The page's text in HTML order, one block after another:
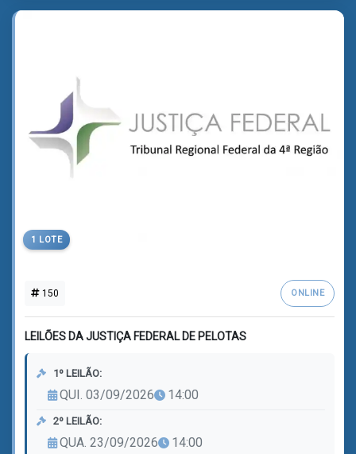
1 LOTE
150 ONLINE
LEILÕES DA JUSTIÇA FEDERAL DE PELOTAS
1º LEILÃO:
QUI. 03/09/2026 14:00
2º LEILÃO:
QUA. 23/09/2026 14:00